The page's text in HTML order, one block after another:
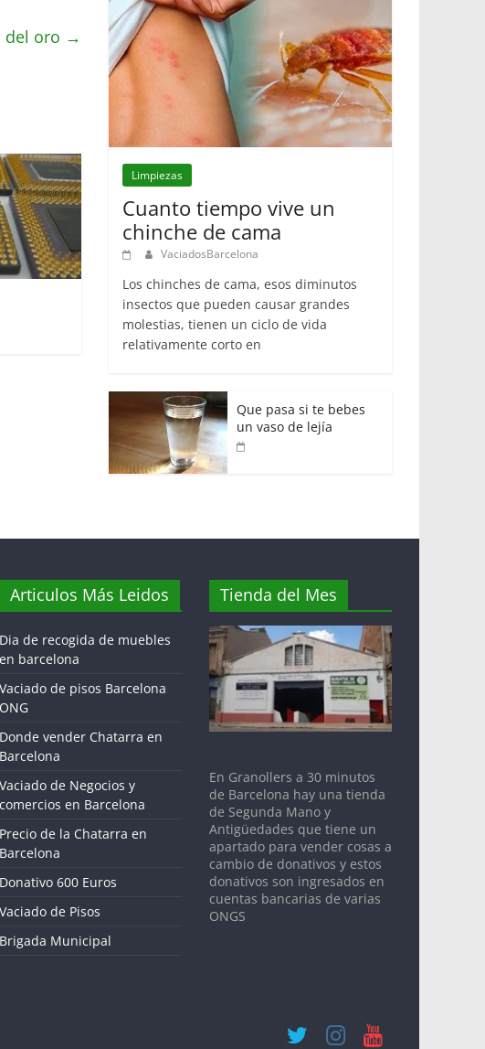
del oro →
Limpiezas
Cuanto tiempo vive un
chinche de cama
VaciadosBarcelona
Los chinches de cama, esos diminutos
insectos que pueden causar grandes
molestias, tienen un ciclo de vida
relativamente corto en
Que pasa si te bebes
un vaso de lejía
Articulos Más Leidos
Dia de recogida de muebles
en barcelona
Vaciado de pisos Barcelona
ONG
Donde vender Chatarra en
Barcelona
Vaciado de Negocios y
comercios en Barcelona
Precio de la Chatarra en
Barcelona
Donativo 600 Euros
Vaciado de Pisos
Brigada Municipal
Tienda del Mes
En Granollers a 30 minutos
de Barcelona hay una tienda
de Segunda Mano y
Antigüedades que tiene un
apartado para vender cosas a
cambio de donativos y estos
donativos son ingresados en
cuentas bancarias de varias
ONGS